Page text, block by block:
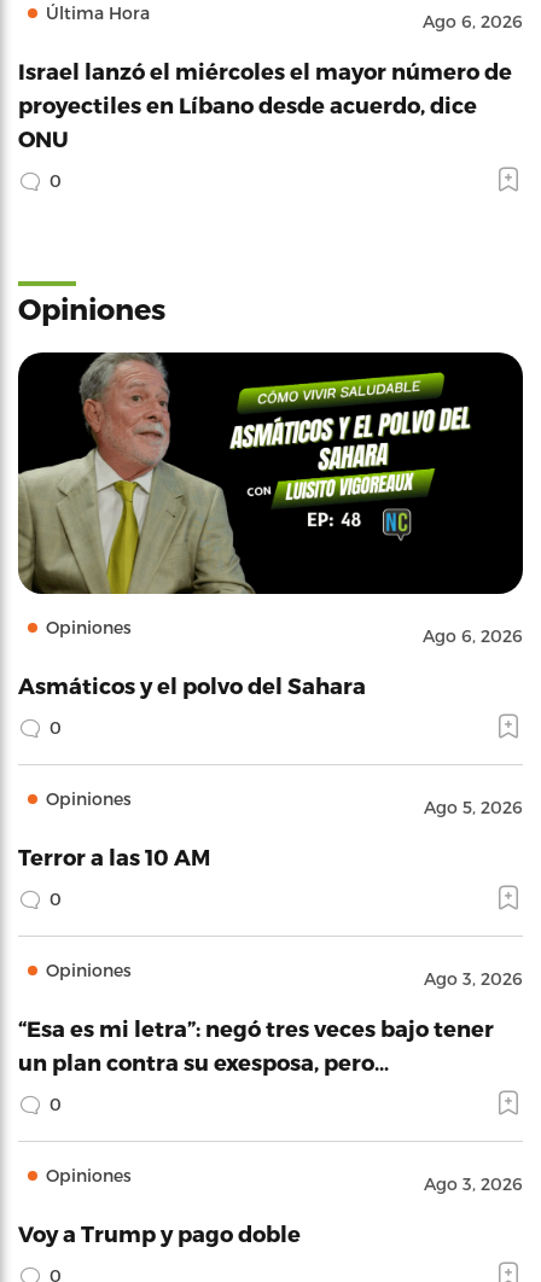
Última Hora Ago 6, 2026
Israel lanzó el miércoles el mayor número de
proyectiles en Líbano desde acuerdo, dice
ONU
0
Opiniones
Opiniones Ago 6, 2026
Asmáticos y el polvo del Sahara
0
Opiniones Ago 5, 2026
Terror a las 10 AM
0
Opiniones Ago 3, 2026
“Esa es mi letra”: negó tres veces bajo tener
un plan contra su exesposa, pero…
0
Opiniones Ago 3, 2026
Voy a Trump y pago doble
0